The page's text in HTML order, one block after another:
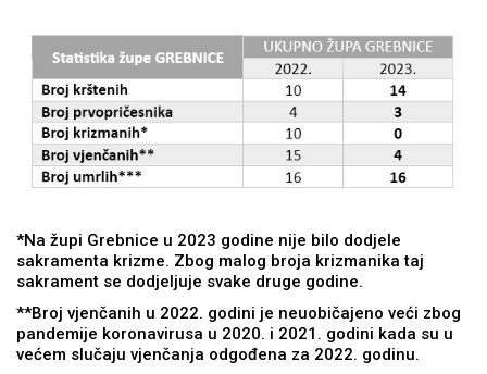
*Na župi Grebnice u 2023 godine nije bilo dodjele
sakramenta krizme. Zbog malog broja krizmanika taj
sakrament se dodjeljuje svake druge godine.
**Broj vjenčanih u 2022. godini je neuobičajeno veći zbog
pandemije koronavirusa u 2020. i 2021. godini kada su u
većem slučaju vjenčanja odgođena za 2022. godinu.